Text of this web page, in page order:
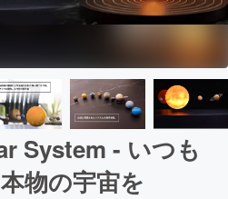
System - いつも
物の宇宙を